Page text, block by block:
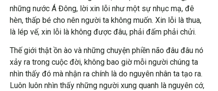
những nước Á Đông, lời xin lỗi như một sự nhục mạ, đê
hèn, thấp bé cho nên người ta không muốn. Xin lỗi là thua,
là lép vế, xin lỗi là không được đâu, phải đấm phải chửi.
Thế giới thật ồn ào và những chuyện phiền não đâu đâu nó
xảy ra trong cuộc đời, không bao giờ mỗi người chúng ta
nhìn thấy đó mà nhận ra chính là do nguyên nhân ta tạo ra.
Luôn luôn nhìn thấy những người xung quanh là nguyên cớ,